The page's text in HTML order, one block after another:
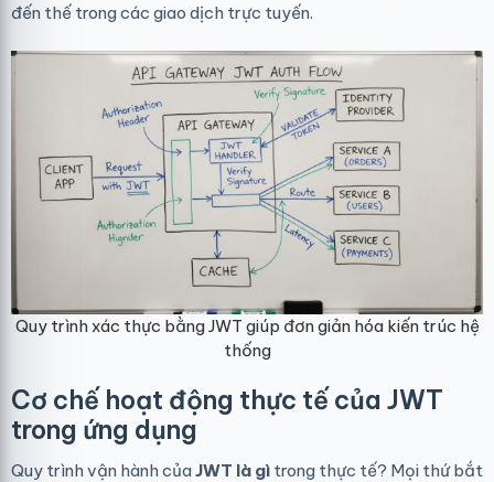
đến thế trong các giao dịch trực tuyến.
Quy trình xác thực bằng JWT giúp đơn giản hóa kiến trúc hệ
thống
Cơ chế hoạt động thực tế của JWT
trong ứng dụng
Quy trình vận hành của JWT là gì trong thực tế? Mọi thứ bắt